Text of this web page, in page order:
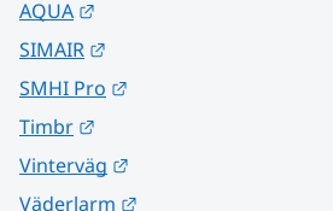
AQUA
SIMAIR
SMHI Pro
Timbr
Vinterväg
Väderlarm